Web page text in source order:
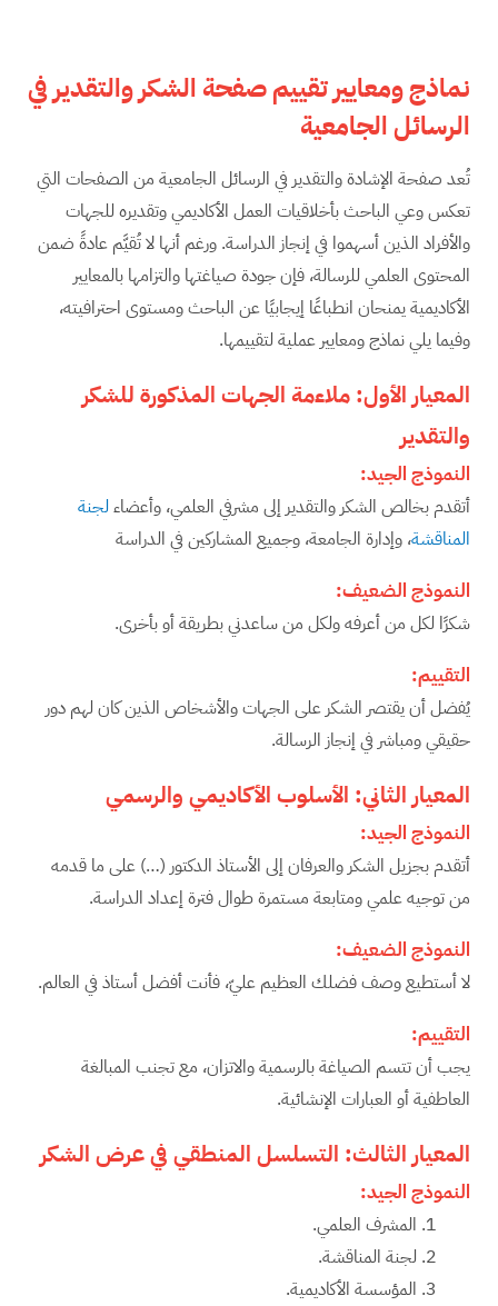
نماذج ومعايير تقييم صفحة الشكر والتقدير في
الرسائل الجامعية
تُعد صفحة الإشادة والتقدير في الرسائل الجامعية من الصفحات التي
تعكس وعي الباحث بأخلاقيات العمل الأكاديمي وتقديره للجهات
والأفراد الذين أسهموا في إنجاز الدراسة. ورغم أنها لا تُقيَّم عادةً ضمن
المحتوى العلمي للرسالة، فإن جودة صياغتها والتزامها بالمعايير
الأكاديمية يمنحان انطباعًا إيجابيًا عن الباحث ومستوى احترافيته،
وفيما يلي نماذج ومعايير عملية لتقييمها.
المعيار الأول: ملاءمة الجهات المذكورة للشكر
والتقدير
النموذج الجيد:
أتقدم بخالص الشكر والتقدير إلى مشرفي العلمي، وأعضاءلجنة
المناقشة، وإدارة الجامعة، وجميع المشاركين في الدراسة
النموذج الضعيف:
شكرًا لكل من أعرفه ولكل من ساعدني بطريقة أو بأخرى.
التقييم:
يُفضل أن يقتصر الشكر على الجهات والأشخاص الذين كان لهم دور
حقيقي ومباشر في إنجاز الرسالة.
المعيار الثاني: الأسلوب الأكاديمي والرسمي
النموذج الجيد:
أتقدم بجزيل الشكر والعرفان إلى الأستاذ الدكتور (…) على ما قدمه
من توجيه علمي ومتابعة مستمرة طوال فترة إعداد الدراسة.
النموذج الضعيف:
لا أستطيع وصف فضلك العظيم عليّ، فأنت أفضل أستاذ في العالم.
التقييم:
يجب أن تتسم الصياغة بالرسمية والاتزان، مع تجنب المبالغة
العاطفية أو العبارات الإنشائية.
المعيار الثالث: التسلسل المنطقي في عرض الشكر
النموذج الجيد:
المشرف العلمي.
لجنة المناقشة.
المؤسسة الأكاديمية.